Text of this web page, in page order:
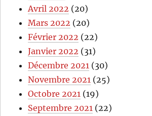
Avril 2022 (20)
Mars 2022 (20)
Février 2022 (22)
Janvier 2022 (31)
Décembre 2021 (30)
Novembre 2021 (25)
Octobre 2021 (19)
Septembre 2021 (22)